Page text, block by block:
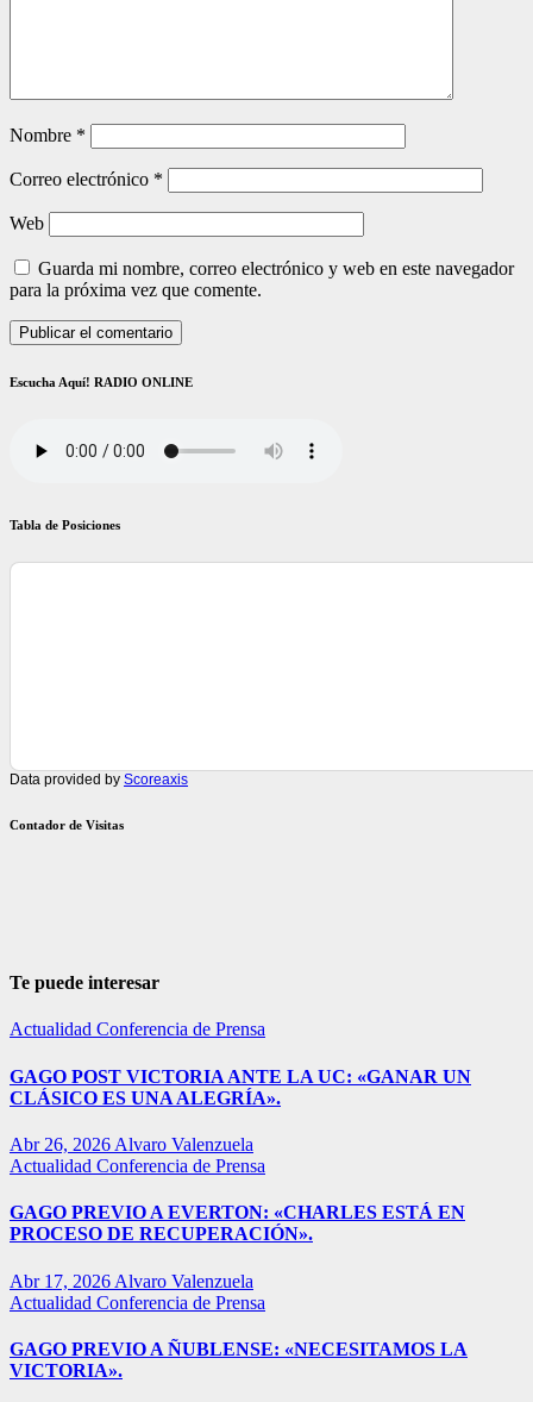
Nombre *
Correo electrónico *
Web
Guarda mi nombre, correo electrónico y web en este navegador
para la próxima vez que comente.
Escucha Aquí! RADIO ONLINE
Tabla de Posiciones
Data provided by Scoreaxis
Contador de Visitas
Te puede interesar
Actualidad Conferencia de Prensa
GAGO POST VICTORIA ANTE LA UC: «GANAR UN
CLÁSICO ES UNA ALEGRÍA».
Abr 26, 2026 Alvaro Valenzuela
Actualidad Conferencia de Prensa
GAGO PREVIO A EVERTON: «CHARLES ESTÁ EN
PROCESO DE RECUPERACIÓN».
Abr 17, 2026 Alvaro Valenzuela
Actualidad Conferencia de Prensa
GAGO PREVIO A ÑUBLENSE: «NECESITAMOS LA
VICTORIA».